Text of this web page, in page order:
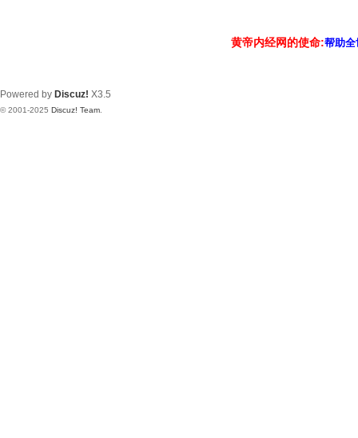
黄帝内经网的使命:帮助
Powered by Discuz! X3.5
© 2001-2025 Discuz! Team